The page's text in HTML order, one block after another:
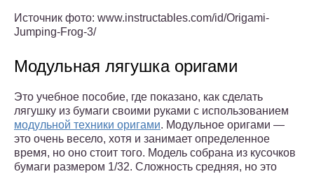
Источник фото: www.instructables.com/id/Origami-
Jumping-Frog-3/
Модульная лягушка оригами
Это учебное пособие, где показано, как сделать
лягушку из бумаги своими руками с использованием
модульной техники оригами. Модульное оригами —
это очень весело, хотя и занимает определенное
время, но оно стоит того. Модель собрана из кусочков
бумаги размером 1/32. Сложность средняя, но это